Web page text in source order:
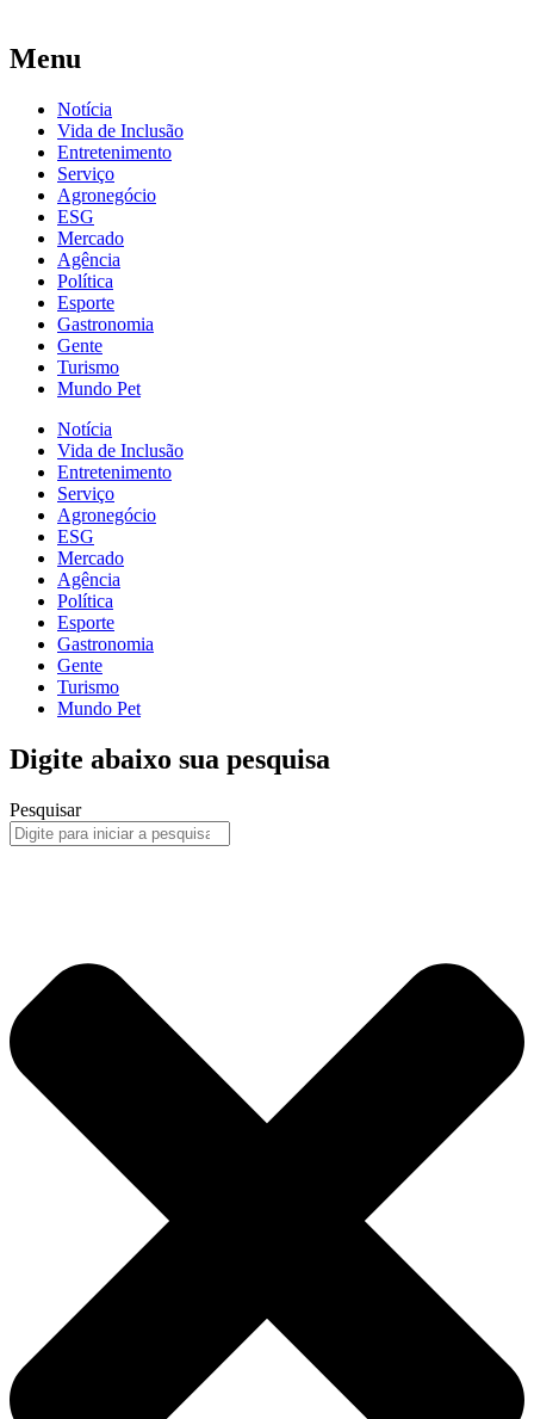
Menu
Notícia
Vida de Inclusão
Entretenimento
Serviço
Agronegócio
ESG
Mercado
Agência
Política
Esporte
Gastronomia
Gente
Turismo
Mundo Pet
Notícia
Vida de Inclusão
Entretenimento
Serviço
Agronegócio
ESG
Mercado
Agência
Política
Esporte
Gastronomia
Gente
Turismo
Mundo Pet
Digite abaixo sua pesquisa
Pesquisar